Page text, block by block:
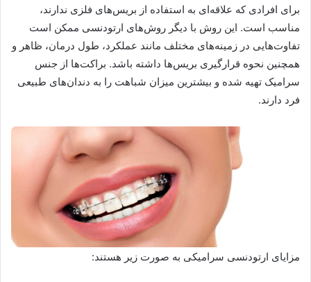
برای افرادی که علاقه‌ای به استفاده از بریس‌های فلزی ندارند،
مناسب است. این روش با دیگر روش‌های ارتودنسی ممکن است
تفاوت‌هایی در زمینه‌های مختلف مانند عملکرد، طول درمان، ظاهر و
همچنین نحوه قرارگیری بریس‌ها داشته باشد. براکت‌ها از جنس
سرامیک تهیه شده و بیشترین میزان شباهت را به دندان‌های طبیعی
فرد دارند.
مزایای ارتودنسی سرامیکی به صورت زیر هستند: